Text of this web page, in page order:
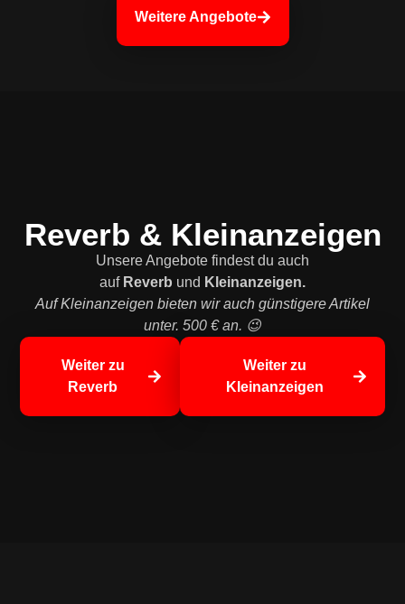
Weitere Angebote
Reverb & Kleinanzeigen
Unsere Angebote findest du auch
auf Reverb und Kleinanzeigen.
Auf Kleinanzeigen bieten wir auch günstigere Artikel
unter. 500 € an. 😉
Weiter zu
Reverb
Weiter zu
Kleinanzeigen